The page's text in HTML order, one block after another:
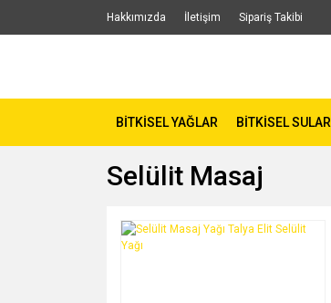
Hakkımızda İletişim Sipariş Takibi
BİTKİSEL YAĞLAR BİTKİSEL SULAR
Selülit Masaj